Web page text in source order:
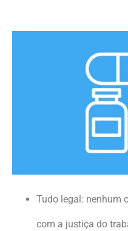
Tudo legal: nenhum
com a justiça do